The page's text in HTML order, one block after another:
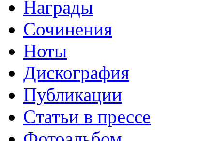
Награды
Сочинения
Ноты
Дискография
Публикации
Cтатьи в прессе